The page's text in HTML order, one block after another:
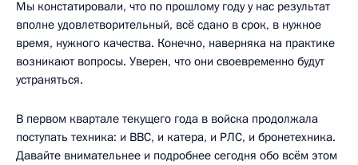
Мы констатировали, что по прошлому году у нас результат
вполне удовлетворительный, всё сдано в срок, в нужное
время, нужного качества. Конечно, наверняка на практике
возникают вопросы. Уверен, что они своевременно будут
устраняться.
В первом квартале текущего года в войска продолжала
поступать техника: и ВВС, и катера, и РЛС, и бронетехника.
Давайте внимательнее и подробнее сегодня обо всём этом